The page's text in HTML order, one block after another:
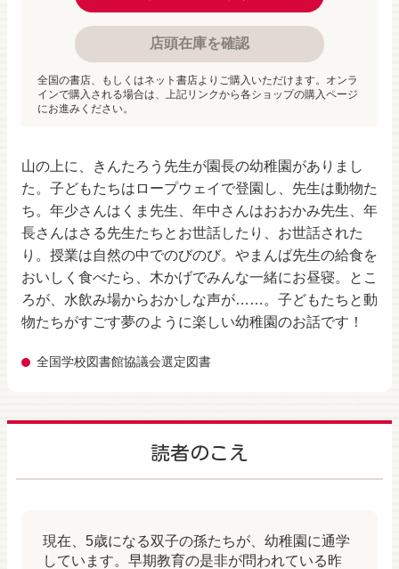
山の上に、きんたろう先生が園長の幼稚園がありまし
た。子どもたちはロープウェイで登園し、先生は動物た
ち。年少さんはくま先生、年中さんはおおかみ先生、年
長さんはさる先生たちとお世話したり、お世話された
り。授業は自然の中でのびのび。やまんば先生の給食を
おいしく食べたら、木かげでみんな一緒にお昼寝。とこ
ろが、水飲み場からおかしな声が……。子どもたちと動
物たちがすごす夢のように楽しい幼稚園のお話です！
全国学校図書館協議会選定図書
店頭在庫を確認
全国の書店、もしくはネット書店よりご購入いただけます。オンラ
インで購入される場合は、上記リンクから各ショップの購入ページ
にお進みください。
読者のこえ
現在、5歳になる双子の孫たちが、幼稚園に通学
しています。早期教育の是非が問われている昨